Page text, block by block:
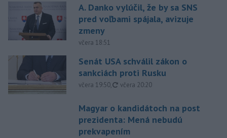
A. Danko vylúčil, že by sa SNS
pred voľbami spájala, avizuje
zmeny
včera 18:51
Senát USA schválil zákon o
sankciách proti Rusku
včera 19:50, aktualizované
včera 20:20
Magyar o kandidátoch na post
prezidenta: Mená nebudú
prekvapením